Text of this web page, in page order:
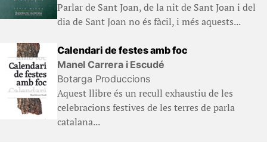
Parlar de Sant Joan, de la nit de Sant Joan i del
dia de Sant Joan no és fàcil, i més aquests...
Calendari de festes amb foc
Manel Carrera i Escudé
Botarga Produccions
Aquest llibre és un recull exhaustiu de les
celebracions festives de les terres de parla
catalana...